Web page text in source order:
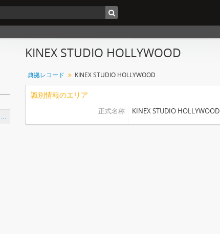
SNAP The Ginger Bread Man in The Moon Special
KINEX STUDIO HOLLYWOOD
典拠レコード KINEX STUDIO HOLLYWOOD
識別情報のエリア
正式名称 KINEX STUDIO HOLLYWOOD